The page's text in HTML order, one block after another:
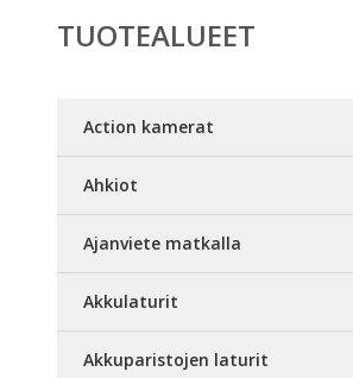
TUOTEALUEET
Action kamerat
Ahkiot
Ajanviete matkalla
Akkulaturit
Akkuparistojen laturit